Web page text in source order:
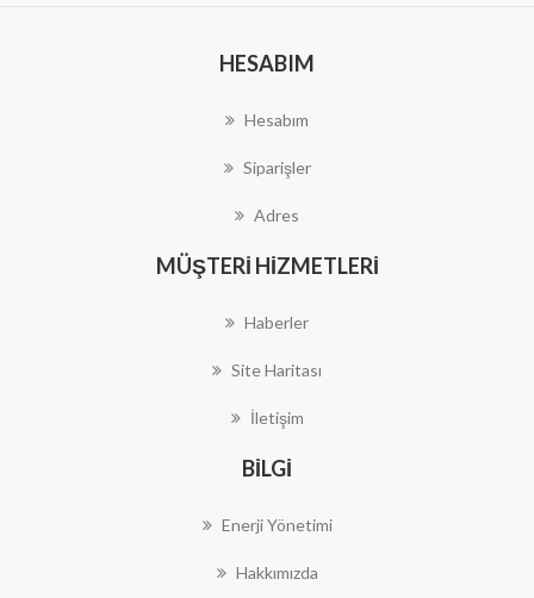
HESABIM
Hesabım
Siparişler
Adres
MÜŞTERI HIZMETLERI
Haberler
Site Haritası
İletişim
BILGI
Enerji Yönetimi
Hakkımızda